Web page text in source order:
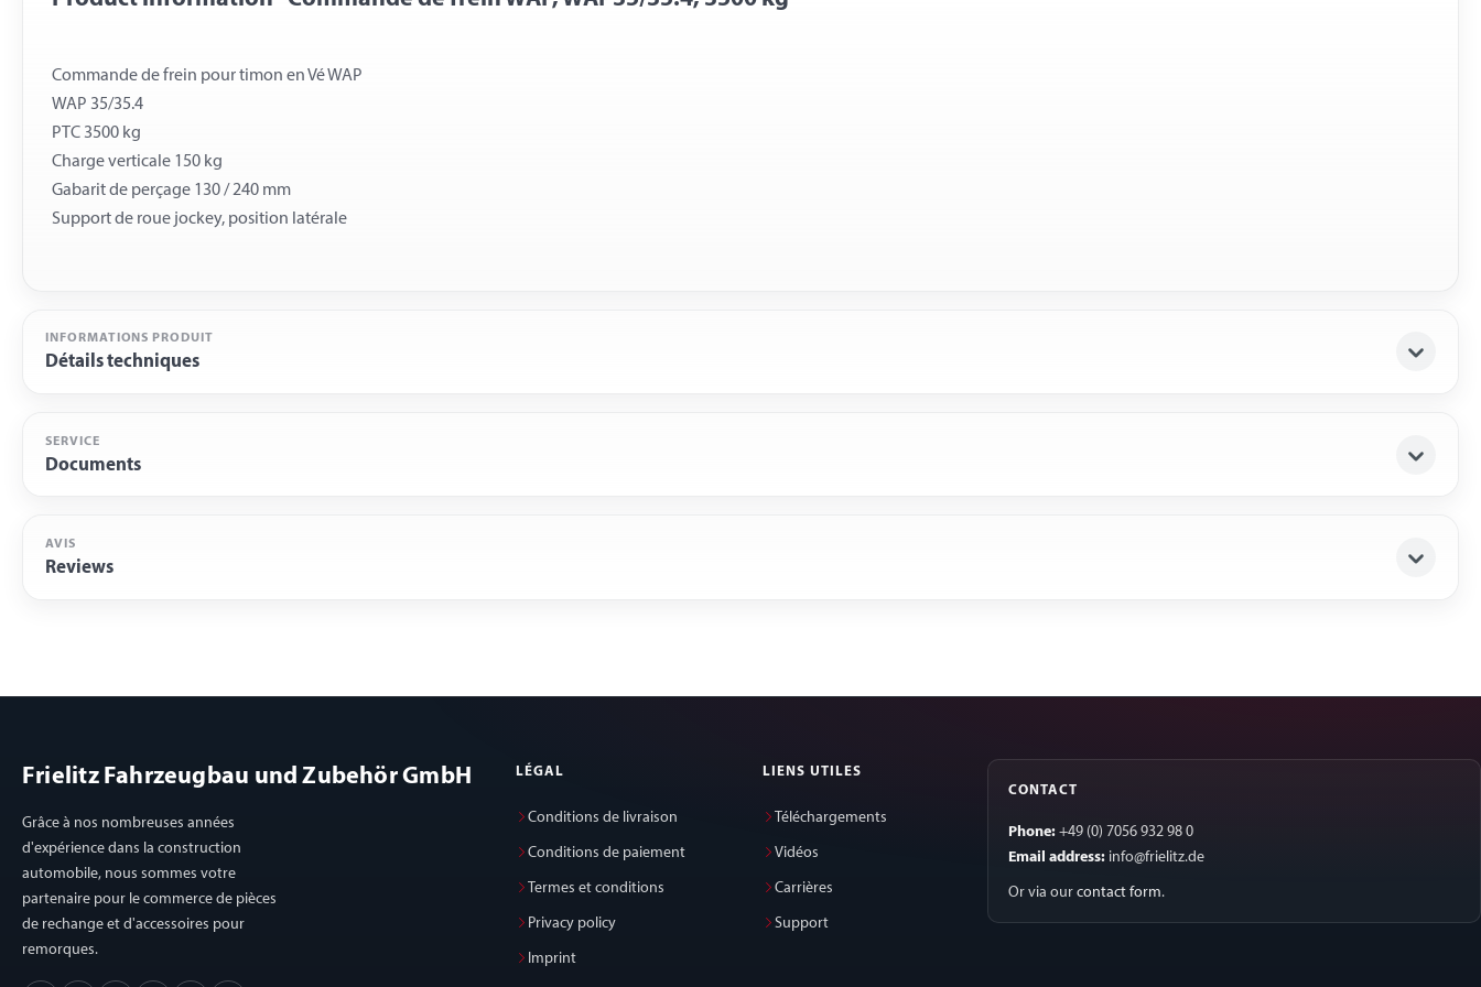
Commande de frein pour timon en Vé WAP
WAP 35/35.4
PTC 3500 kg
Charge verticale 150 kg
Gabarit de perçage 130 / 240 mm
Support de roue jockey, position latérale
INFORMATIONS PRODUIT
Détails techniques
SERVICE
Documents
AVIS
Reviews
Frielitz Fahrzeugbau und Zubehör GmbH
Grâce à nos nombreuses années
d'expérience dans la construction
automobile, nous sommes votre
partenaire pour le commerce de pièces
de rechange et d'accessoires pour
remorques.
LÉGAL
Conditions de livraison
Conditions de paiement
Termes et conditions
Privacy policy
Imprint
LIENS UTILES
Téléchargements
Vidéos
Carrières
Support
CONTACT
Phone: +49 (0) 7056 932 98 0
Email address: info@frielitz.de
Or via our contact form.